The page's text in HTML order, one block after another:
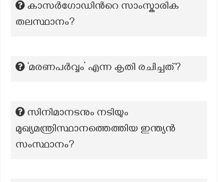
കാസര്‍ഗോഡിന്‍റെ സാംസ്കാരിക
തലസ്ഥാനം?
‘മരണപർവ്വം’ എന്ന കൃതി രചിച്ചത്?
സിനിമാനടനും നടിയും
മുഖ്യമന്ത്രിസ്ഥാനത്തെത്തിയ ഇന്ത്യൻ
സംസ്ഥാനം?